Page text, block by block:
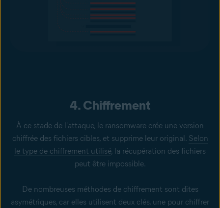
4. Chiffrement
À ce stade de l'attaque, le ransomware crée une version
chiffrée des fichiers cibles, et supprime leur original. Selon
le type de chiffrement utilisé, la récupération des fichiers
peut être impossible.
De nombreuses méthodes de chiffrement sont dites
asymétriques, car elles utilisent deux clés, une pour chiffrer